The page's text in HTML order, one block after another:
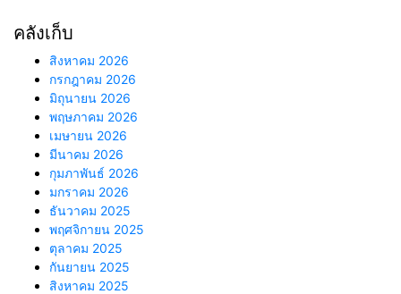
คลังเก็บ
สิงหาคม 2026
กรกฎาคม 2026
มิถุนายน 2026
พฤษภาคม 2026
เมษายน 2026
มีนาคม 2026
กุมภาพันธ์ 2026
มกราคม 2026
ธันวาคม 2025
พฤศจิกายน 2025
ตุลาคม 2025
กันยายน 2025
สิงหาคม 2025